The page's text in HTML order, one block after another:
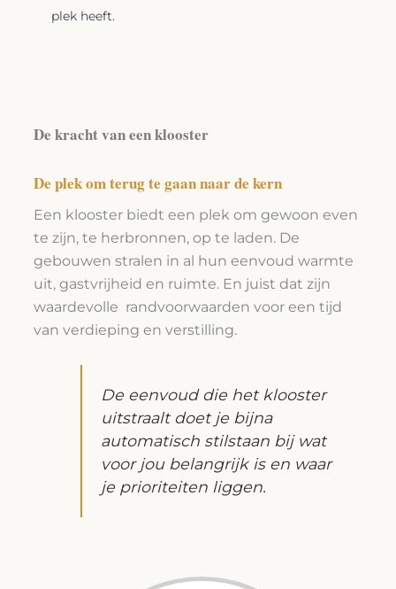
plek heeft.
De kracht van een klooster
De plek om terug te gaan naar de kern
Een klooster biedt een plek om gewoon even
te zijn, te herbronnen, op te laden. De
gebouwen stralen in al hun eenvoud warmte
uit, gastvrijheid en ruimte. En juist dat zijn
waardevolle randvoorwaarden voor een tijd
van verdieping en verstilling.
De eenvoud die het klooster
uitstraalt doet je bijna
automatisch stilstaan bij wat
voor jou belangrijk is en waar
je prioriteiten liggen.